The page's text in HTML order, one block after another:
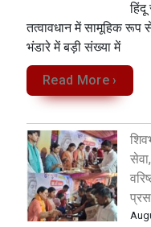
तत्वावधान में सामूहिक रूप
भंडारे में बड़ी संख्या में
Read More ›